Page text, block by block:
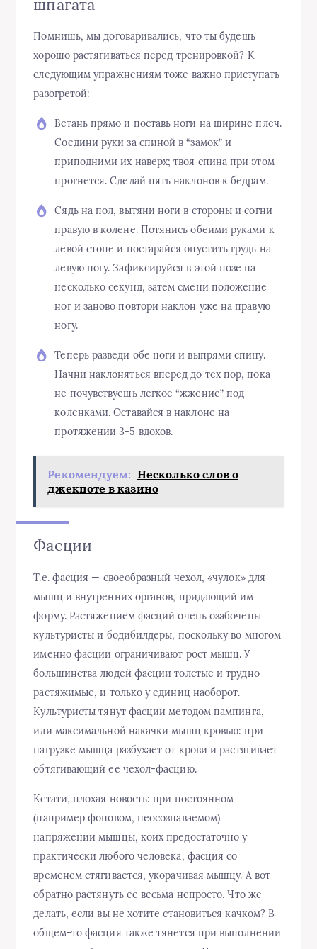
шпагата
Помнишь, мы договаривались, что ты будешь
хорошо растягиваться перед тренировкой? К
следующим упражнениям тоже важно приступать
разогретой:
Встань прямо и поставь ноги на ширине плеч.
Соедини руки за спиной в “замок” и
приподними их наверх; твоя спина при этом
прогнется. Сделай пять наклонов к бедрам.
Сядь на пол, вытяни ноги в стороны и согни
правую в колене. Потянись обеими руками к
левой стопе и постарайся опустить грудь на
левую ногу. Зафиксируйся в этой позе на
несколько секунд, затем смени положение
ног и заново повтори наклон уже на правую
ногу.
Теперь разведи обе ноги и выпрями спину.
Начни наклоняться вперед до тех пор, пока
не почувствуешь легкое “жжение” под
коленками. Оставайся в наклоне на
протяжении 3-5 вдохов.
Рекомендуем: Несколько слов о
джекпоте в казино
Фасции
Т.е. фасция — своеобразный чехол, «чулок» для
мышц и внутренних органов, придающий им
форму. Растяжением фасций очень озабочены
культуристы и бодибилдеры, поскольку во многом
именно фасции ограничивают рост мышц. У
большинства людей фасции толстые и трудно
растяжимые, и только у единиц наоборот.
Культуристы тянут фасции методом пампинга,
или максимальной накачки мышц кровью: при
нагрузке мышца разбухает от крови и растягивает
обтягивающий ее чехол-фасцию.
Кстати, плохая новость: при постоянном
(например фоновом, неосознаваемом)
напряжении мышцы, коих предостаточно у
практически любого человека, фасция со
временем стягивается, укорачивая мышцу. А вот
обратно растянуть ее весьма непросто. Что же
делать, если вы не хотите становиться качком? В
общем-то фасция также тянется при выполнении